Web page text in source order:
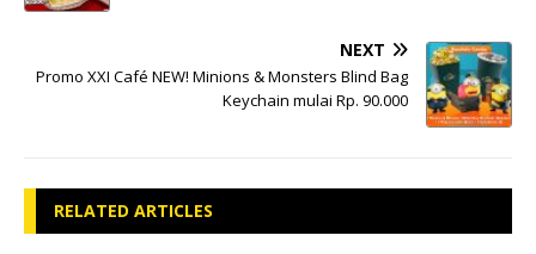
NEXT
Promo XXI Café NEW! Minions & Monsters Blind Bag
Keychain mulai Rp. 90.000
RELATED ARTICLES